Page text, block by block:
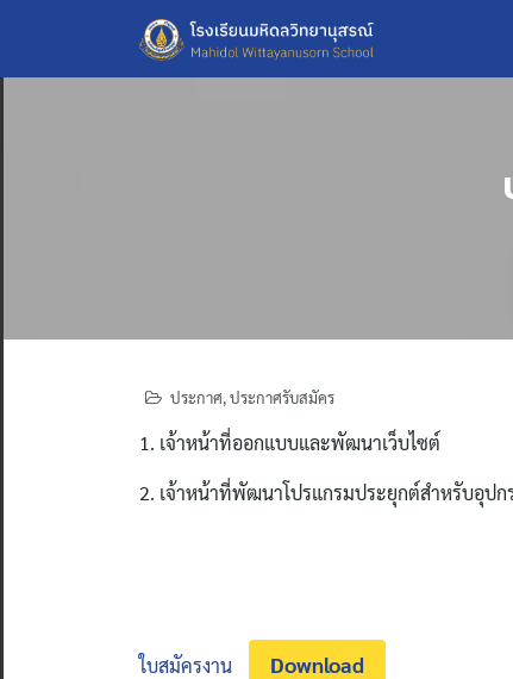
content
ประกาศ,ประกาศรับสมัคร
1. เจ้าหน้าที่ออกแบบและพัฒนาเว็บไซต์
2. เจ้าหน้าที่พัฒนาโปรแกรมประยุกต์สำหรับอุป
ใบสมัครงาน Download